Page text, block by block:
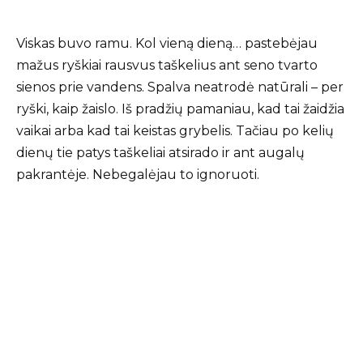
Viskas buvo ramu. Kol vieną dieną… pastebėjau
mažus ryškiai rausvus taškelius ant seno tvarto
sienos prie vandens. Spalva neatrodė natūrali – per
ryški, kaip žaislo. Iš pradžių pamaniau, kad tai žaidžia
vaikai arba kad tai keistas grybelis. Tačiau po kelių
dienų tie patys taškeliai atsirado ir ant augalų
pakrantėje. Nebegalėjau to ignoruoti.